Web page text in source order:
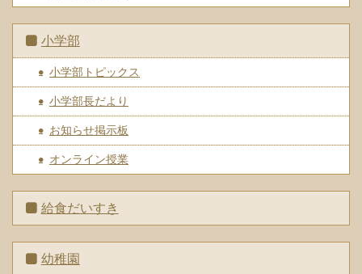
小学部
小学部トピックス
小学部長だより
お知らせ掲示板
オンライン授業
給食だいすき
幼稚園